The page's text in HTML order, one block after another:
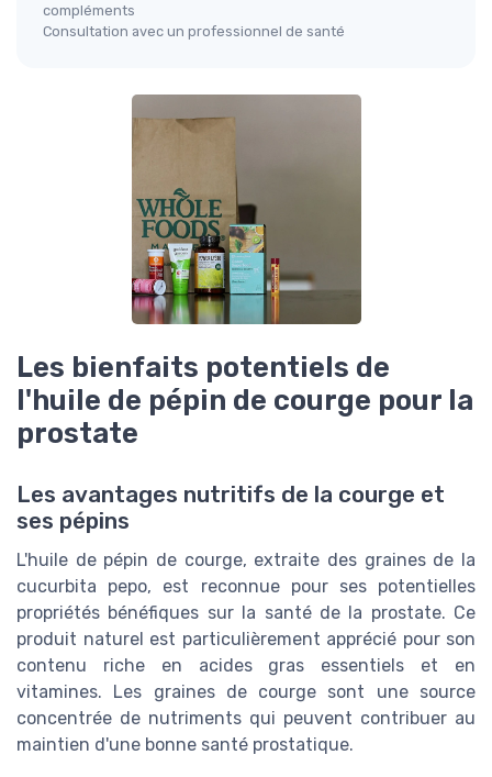
compléments
Consultation avec un professionnel de santé
Les bienfaits potentiels de
l'huile de pépin de courge pour la
prostate
Les avantages nutritifs de la courge et
ses pépins
L'huile de pépin de courge, extraite des graines de la
cucurbita pepo, est reconnue pour ses potentielles
propriétés bénéfiques sur la santé de la prostate. Ce
produit naturel est particulièrement apprécié pour son
contenu riche en acides gras essentiels et en
vitamines. Les graines de courge sont une source
concentrée de nutriments qui peuvent contribuer au
maintien d'une bonne santé prostatique.